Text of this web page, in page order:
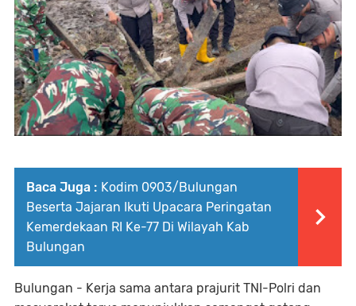
Baca Juga : Kodim 0903/Bulungan
Beserta Jajaran Ikuti Upacara Peringatan
Kemerdekaan RI Ke-77 Di Wilayah Kab
Bulungan
Bulungan - Kerja sama antara prajurit TNI-Polri dan